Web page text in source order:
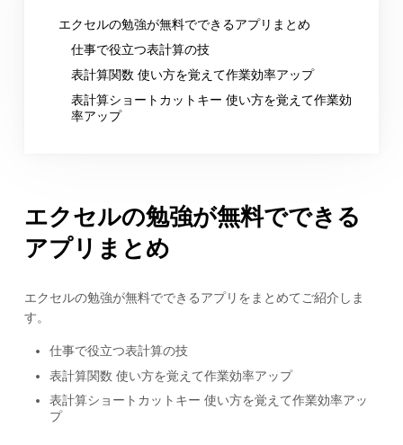
エクセルの勉強が無料でできるアプリまとめ
仕事で役立つ表計算の技
表計算関数 使い方を覚えて作業効率アップ
表計算ショートカットキー 使い方を覚えて作業効
率アップ
エクセルの勉強が無料でできる
アプリまとめ
エクセルの勉強が無料でできるアプリをまとめてご紹介しま
す。
仕事で役立つ表計算の技
表計算関数 使い方を覚えて作業効率アップ
表計算ショートカットキー 使い方を覚えて作業効率アッ
プ